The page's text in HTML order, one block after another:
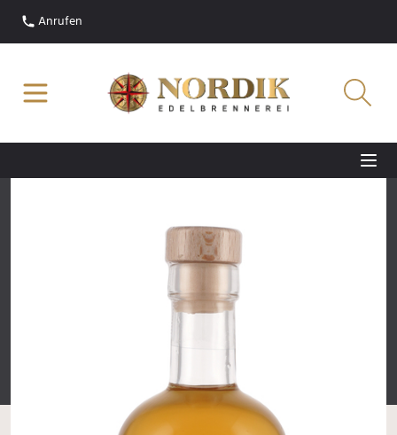
Anrufen